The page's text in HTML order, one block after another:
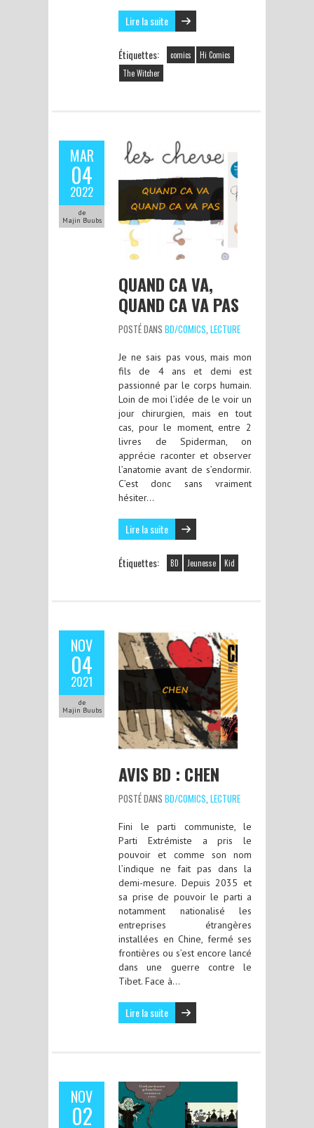
Lire la suite
Étiquettes: comics
Hi Comics
The Witcher
MAR
04
2022
de
Majin Buubs
QUAND CA VA,
QUAND CA VA PAS
POSTÉ DANS BD/COMICS LECTURE
Je ne sais pas vous, mais mon
fils de 4 ans et demi est
passionné par le corps humain.
Loin de moi l’idée de le voir un
jour chirurgien, mais en tout
cas, pour le moment, entre 2
livres de Spiderman, on
apprécie raconter et observer
l’anatomie avant de s’endormir.
C’est donc sans vraiment
hésiter…
Lire la suite
Étiquettes: BD Jeunesse Kid
NOV
04
2021
de
Majin Buubs
AVIS BD : CHEN
POSTÉ DANS BD/COMICS LECTURE
Fini le parti communiste, le
Parti Extrémiste a pris le
pouvoir et comme son nom
l’indique ne fait pas dans la
demi-mesure. Depuis 2035 et
sa prise de pouvoir le parti a
notamment nationalisé les
entreprises étrangères
installées en Chine, fermé ses
frontières ou s’est encore lancé
dans une guerre contre le
Tibet. Face à…
Lire la suite
NOV
02